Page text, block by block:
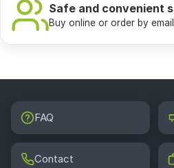
Safe and convenient
Buy online or order by email
FAQ
Contact